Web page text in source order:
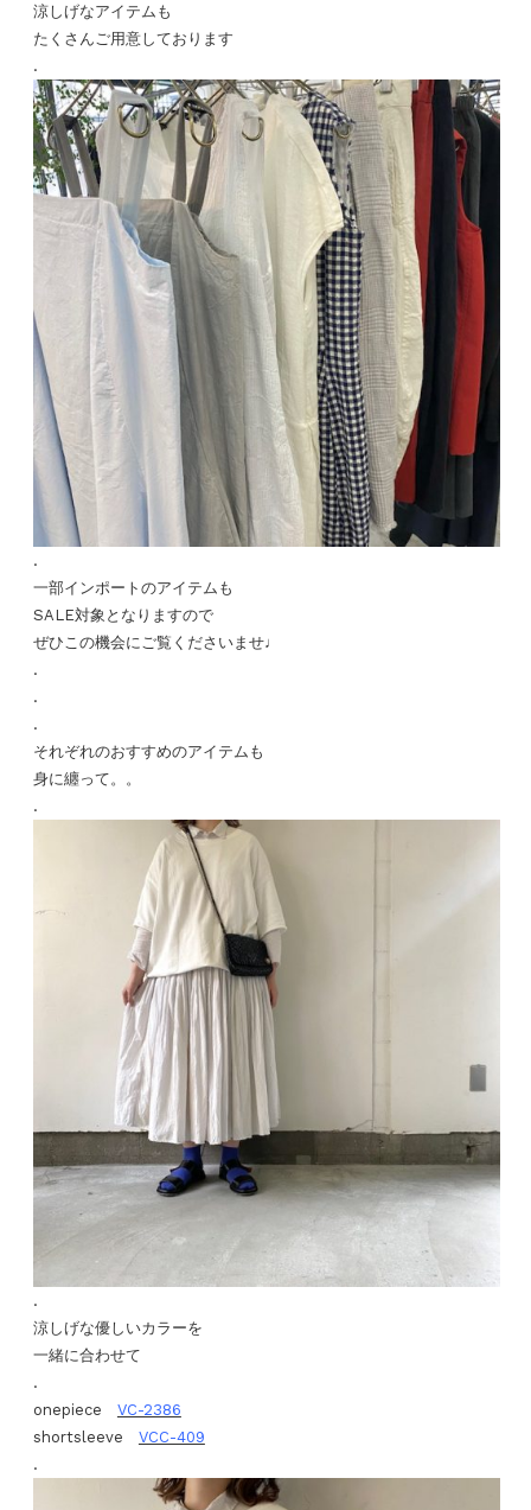
涼しげなアイテムも
たくさんご用意しております
.
.
一部インポートのアイテムも
SALE対象となりますので
ぜひこの機会にご覧くださいませ♩
.
.
.
それぞれのおすすめのアイテムも
身に纏って。。
.
.
涼しげな優しいカラーを
一緒に合わせて
.
onepiece VC-2386
shortsleeve VCC-409
.